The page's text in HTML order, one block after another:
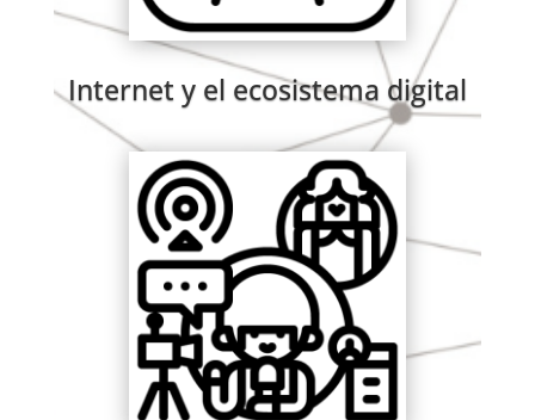
Internet y el ecosistema digital